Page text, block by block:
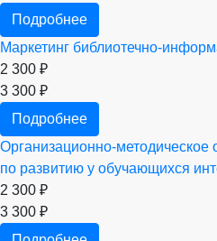
Подробнее
Маркетинг библиотечно-
2 300 ₽
3 300 ₽
Подробнее
Организационно-методическое
по развитию у обучающихся
2 300 ₽
3 300 ₽